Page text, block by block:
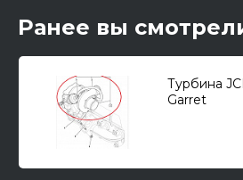
Ранее вы
Турбина
Garret